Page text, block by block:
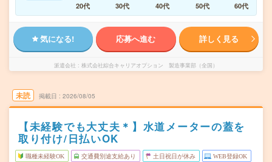
20代
30代 40代 50代 60代
気になる! 応募へ進む 詳しく見る
派遣会社 株式会社綜合キャリアオプション 製造事業部（全国）
未読 掲載日 2026/08/05
【未経験でも大丈夫＊】水道メーターの蓋を
取り付け/日払いOK
職種未経験OK 交通費別途支給あり 土日祝日が休み WEB登録OK